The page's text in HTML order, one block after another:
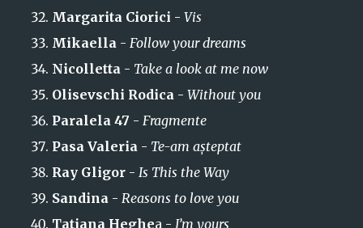
Margarita Ciorici - Vis
Mikaella - Follow your dreams
Nicolletta - Take a look at me now
Olisevschi Rodica - Without you
Paralela 47 - Fragmente
Pasa Valeria - Te-am așteptat
Ray Gligor - Is This the Way
Sandina - Reasons to love you
Tatiana Heghea - I’m yours